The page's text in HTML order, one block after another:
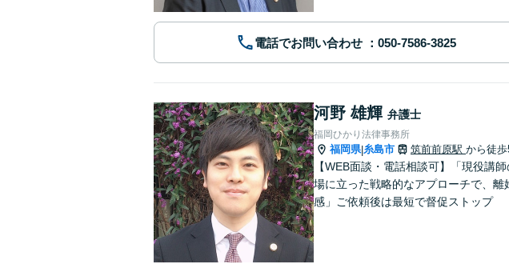
電話でお問い合わせ
河野 雄輝 弁護士
福岡ひかり法律事務所
福岡県|糸島市 筑前前原駅 から徒
【WEB面談・電話相談可】「現役講
場に立った戦略的なアプローチで、
感」ご依頼後は最短で督促ストップ